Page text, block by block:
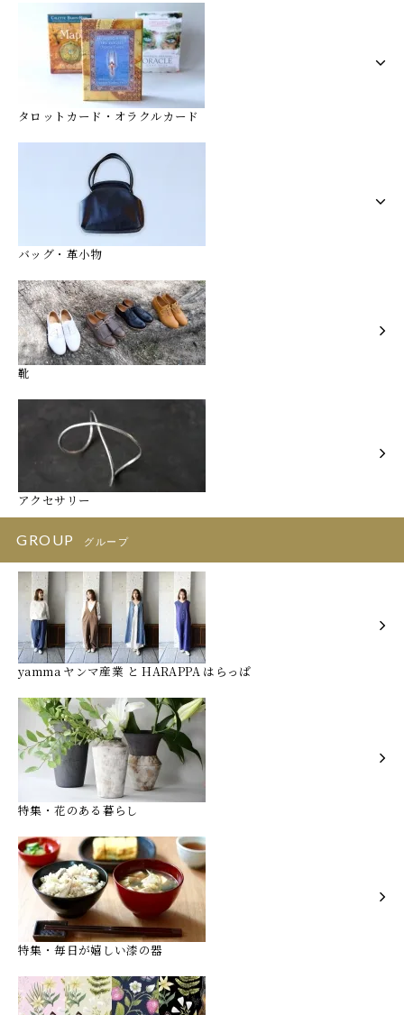
タロットカード・オラクルカード
バッグ・革小物
靴
アクセサリー
GROUP グループ
yamma ヤンマ産業 と HARAPPA はらっぱ
特集・花のある暮らし
特集・毎日が嬉しい漆の器